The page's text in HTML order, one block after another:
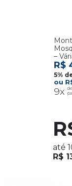
–
9x
R$
até
R$